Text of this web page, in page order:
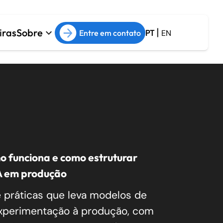
Arquitetura e Cloud
Sobre keyboard_arrow_down Entre em contato PT| EN
funciona e como estruturar
em produção
que leva modelos de
à produção, com